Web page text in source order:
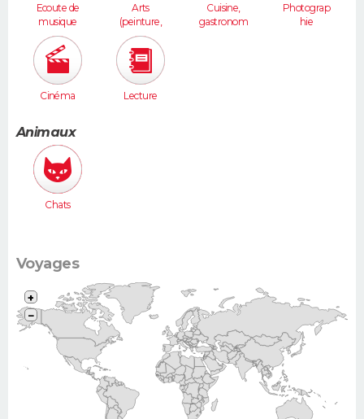
Ecoute de
musique
Arts
(peinture,
sculpture...
)
Cuisine,
gastronom
Photograp
hie
Cinéma Lecture
Animaux
Chats
Voyages
+
−